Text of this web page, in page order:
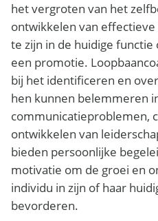
het vergroten van het
ontwikkelen van
te zijn in de huidige
een promotie.
bij het identificeren en
hen kunnen belemmeren
communicatieproblemen,
ontwikkelen van
bieden persoonlijke
motivatie om de groei en
individu in zijn of haar
bevorderen.